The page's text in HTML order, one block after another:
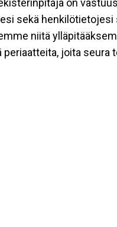
on
sekä henkilötietojesi
niitä
joita seura